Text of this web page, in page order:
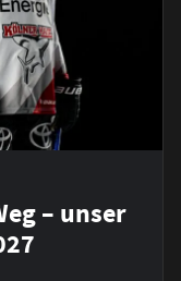
– unser